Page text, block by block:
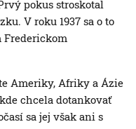
pokus stroskotal
V roku 1937 sa o to
Frederickom
Ameriky, Afriky a Ázie
chcela dotankovať
sa jej však ani s